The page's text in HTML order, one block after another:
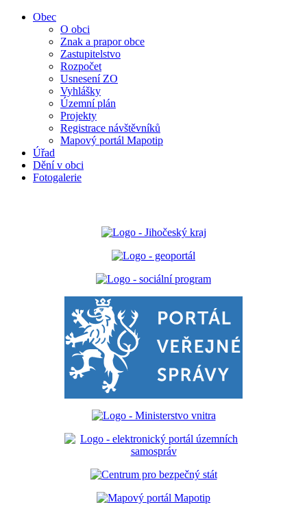
Obec
O obci
Znak a prapor obce
Zastupitelstvo
Rozpočet
Usnesení ZO
Vyhlášky
Územní plán
Projekty
Registrace návštěvníků
Mapový portál Mapotip
Úřad
Dění v obci
Fotogalerie